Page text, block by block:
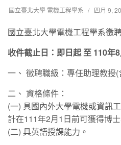
國立臺北大學 電機工程學系 四月 9,
國立臺北大學電機工程學系徵
收件截止日：即日起 至 110年
一、 徵聘職級：專任助理教授(
二、 資格條件：
(一) 具國內外大學電機或資訊
計在111年2月1日前可獲得博
(二) 具英語授課能力。